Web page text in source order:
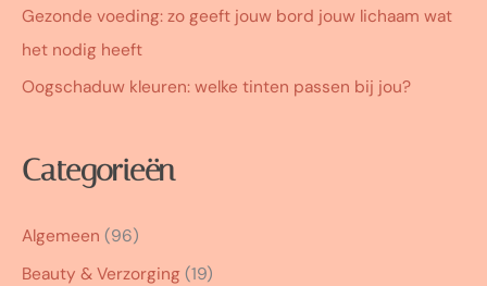
Gezonde voeding: zo geeft jouw bord jouw lichaam wat
het nodig heeft
Oogschaduw kleuren: welke tinten passen bij jou?
Categorieën
Algemeen (96)
Beauty & Verzorging (19)